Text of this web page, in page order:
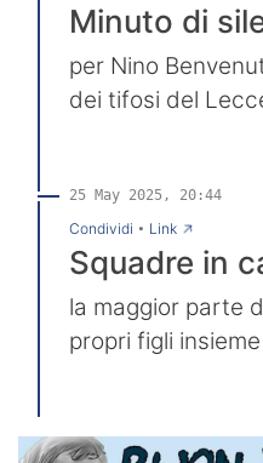
Minuto di
per Nino
dei tifosi del
25 May 2025, 20:44
Condividi • Link→
Squadre in
la maggior parte
propri figli